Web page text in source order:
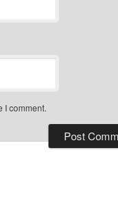
I comment.